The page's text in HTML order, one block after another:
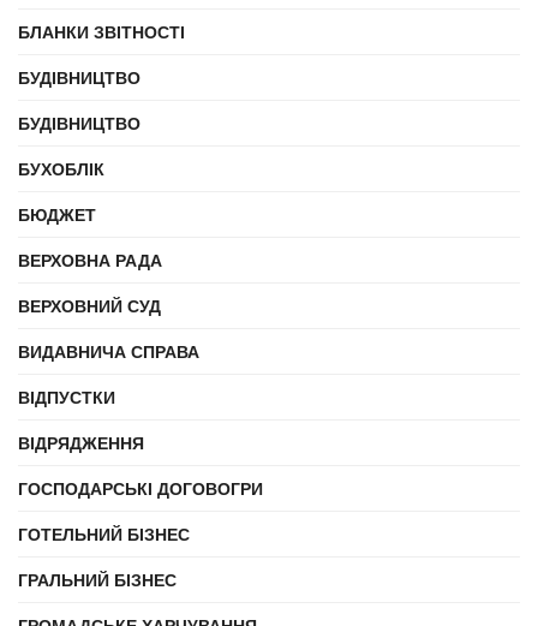
БЛАНКИ ЗВІТНОСТІ
БУДІВНИЦТВО
БУДІВНИЦТВО
БУХОБЛІК
БЮДЖЕТ
ВЕРХОВНА РАДА
ВЕРХОВНИЙ СУД
ВИДАВНИЧА СПРАВА
ВІДПУСТКИ
ВІДРЯДЖЕННЯ
ГОСПОДАРСЬКІ ДОГОВОГРИ
ГОТЕЛЬНИЙ БІЗНЕС
ГРАЛЬНИЙ БІЗНЕС